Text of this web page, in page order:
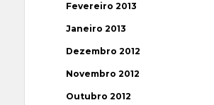
Fevereiro 2013
Janeiro 2013
Dezembro 2012
Novembro 2012
Outubro 2012